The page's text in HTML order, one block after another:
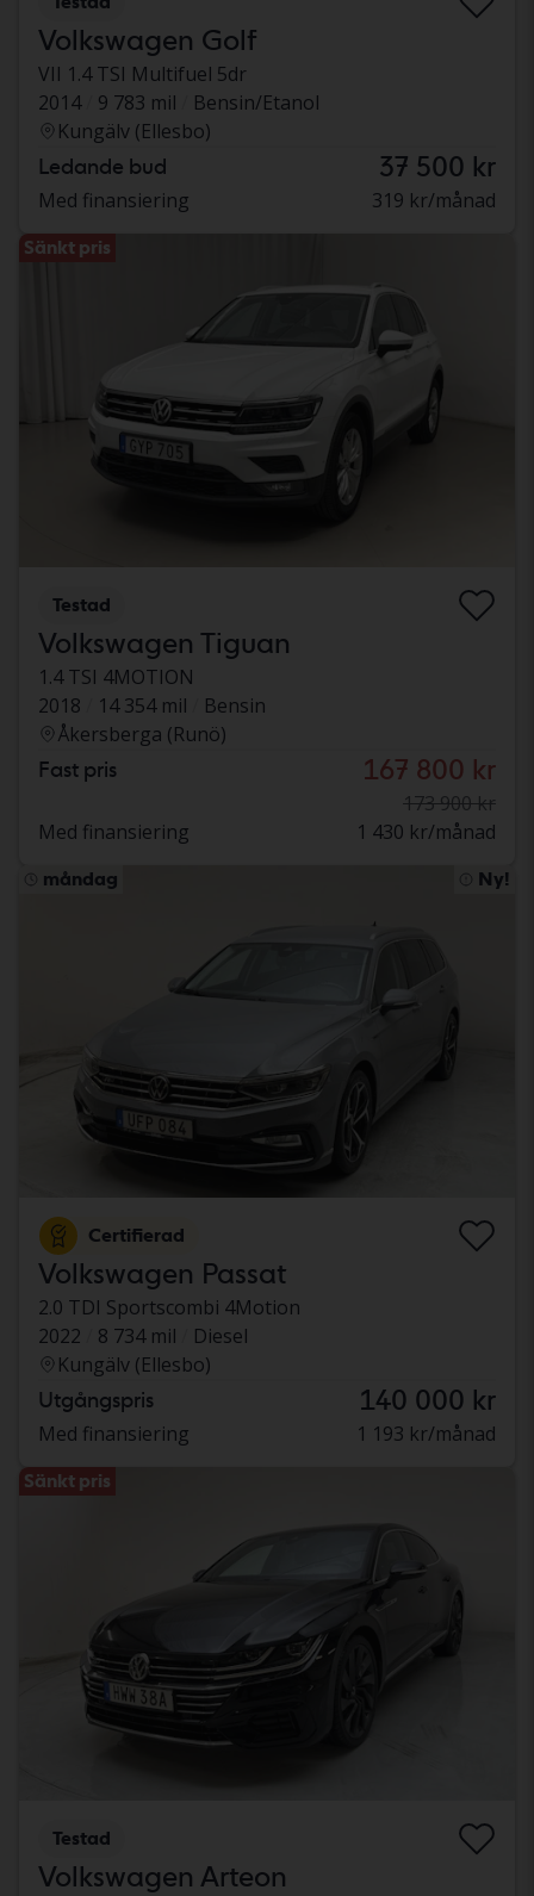
Volkswagen Golf
VII 1.4 TSI Multifuel 5dr
2014
9 783 mil
Bensin/Etanol
Kungälv (Ellesbo)
Ledande bud 37 500 kr
Med finansiering 319 kr/månad
Sänkt pris
Testad
Volkswagen Tiguan
1.4 TSI 4MOTION
2018
14 354 mil
Bensin
Åkersberga (Runö)
Fast pris 167 800 kr
173 900 kr
Med finansiering
1 430 kr/månad
måndag Ny!
Certifierad
Volkswagen Passat
2.0 TDI Sportscombi 4Motion
2022
8 734 mil
Diesel
Kungälv (Ellesbo)
Utgångspris 140 000 kr
Med finansiering 1 193 kr/månad
Sänkt pris
Testad
Volkswagen Arteon